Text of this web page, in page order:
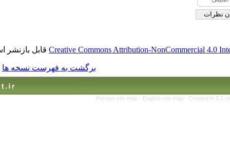
Creative Commons Attribution-قابل بازنشر است.
برگشت به فهرست نسخه ها
Persian site map -